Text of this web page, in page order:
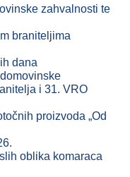
zahvalnosti te
braniteljima
dana
i 31. VRO
proizvoda „Od
oblika komaraca